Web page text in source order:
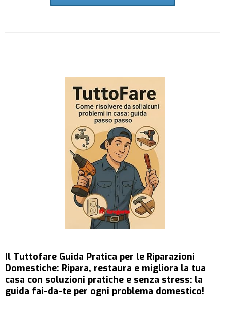
Il Tuttofare Guida Pratica per le Riparazioni
Domestiche: Ripara, restaura e migliora la tua
casa con soluzioni pratiche e senza stress: la
guida fai-da-te per ogni problema domestico!